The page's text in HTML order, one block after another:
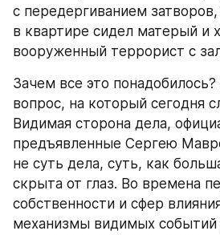
с передергиванием
в квартире сидел матерый и
вооруженный террорист с
Зачем все это
вопрос, на который сегодня
Видимая сторона дела,
предъявленные Сергею
не суть дела, суть, как
скрыта от глаз. Во времена
собственности и сфер
механизмы видимых